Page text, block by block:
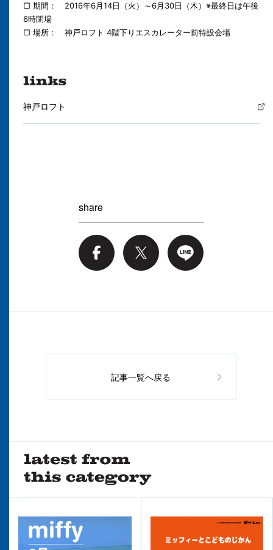
□ 期間： 2016年6月14日（火）～6月30日（木）※最終日は午後
6時閉場
□ 場所： 神戸ロフト 4階下りエスカレーター前特設会場
神戸ロフト
share
記事一覧へ戻る